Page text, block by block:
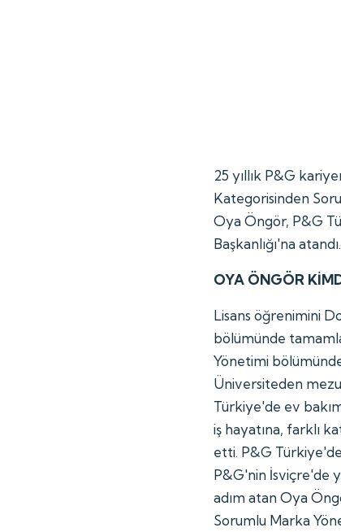
25 yıllık P&G
Kategorisinden
Oya Öngör, P&G
Başkanlığı'na atandı.
OYA ÖNGÖR
Lisans öğrenimini
bölümünde
Yönetimi
Üniversiteden
Türkiye'de ev
iş hayatına, farklı
etti. P&G
P&G'nin İsviçre'de
adım atan Oya
Sorumlu Marka